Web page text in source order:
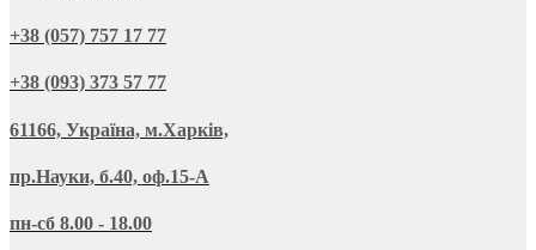
+38 (057) 757 17 77
+38 (093) 373 57 77
61166, Україна, м.Харків,
пр.Науки, б.40, оф.15-А
пн-сб 8.00 - 18.00